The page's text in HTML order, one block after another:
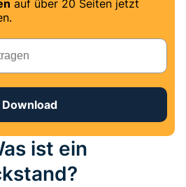
auf über 20 Seiten jetzt
Download
ist ein